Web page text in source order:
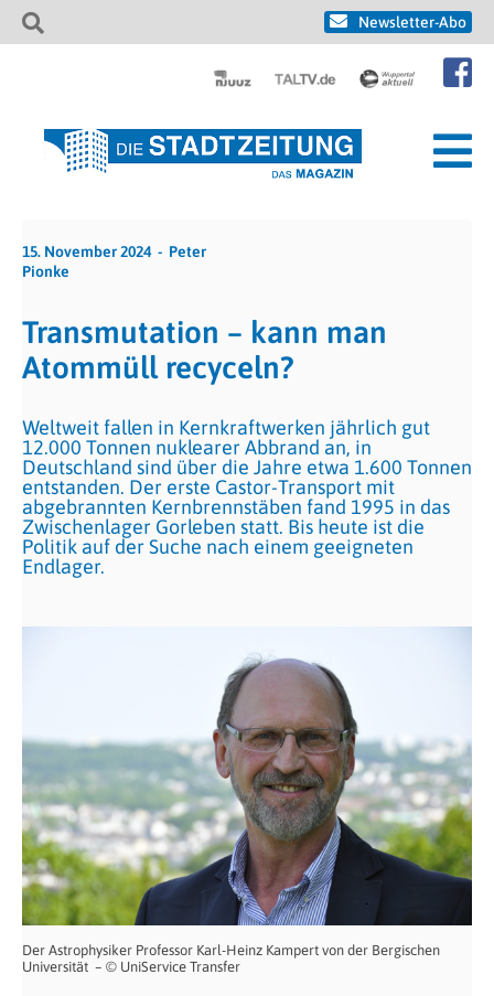
Newsletter-Abo
15. November 2024
Peter
Pionke
Transmutation – kann man
Atommüll recyceln?
Weltweit fallen in Kernkraftwerken jährlich gut
12.000 Tonnen nuklearer Abbrand an, in
Deutschland sind über die Jahre etwa 1.600 Tonnen
entstanden. Der erste Castor-Transport mit
abgebrannten Kernbrennstäben fand 1995 in das
Zwischenlager Gorleben statt. Bis heute ist die
Politik auf der Suche nach einem geeigneten
Endlager.
Der Astrophysiker Professor Karl-Heinz Kampert von der Bergischen
Universität – © UniService Transfer